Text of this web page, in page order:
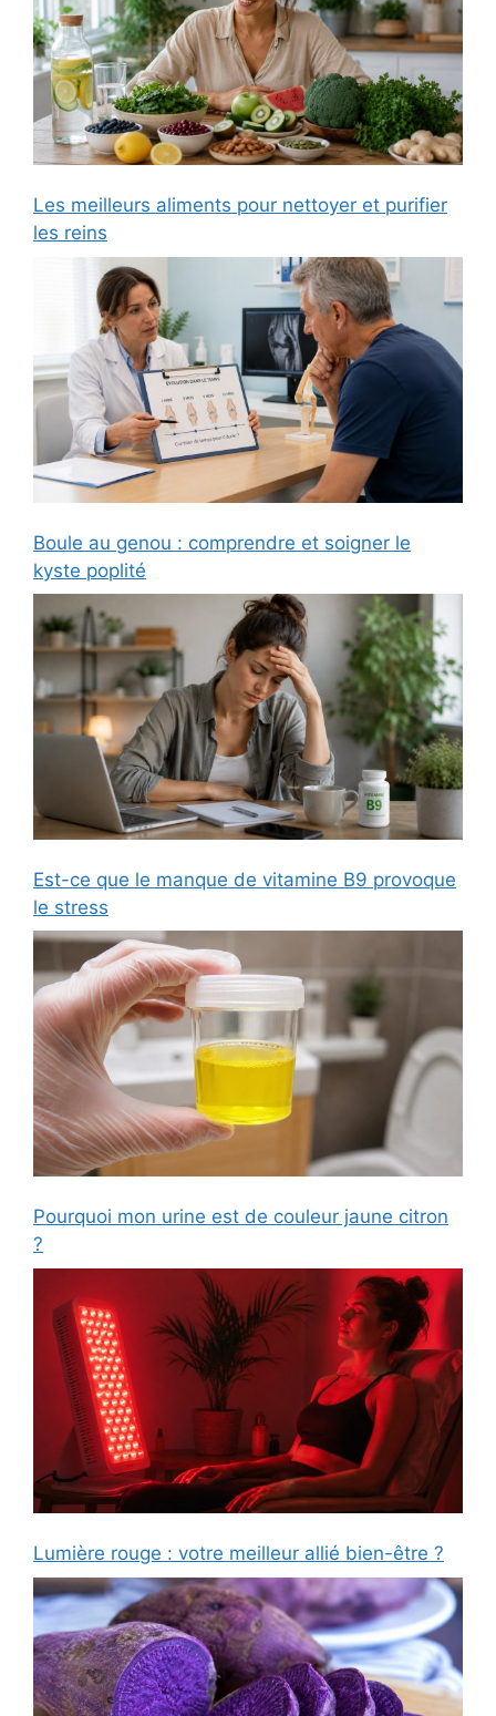
Les meilleurs aliments pour nettoyer et purifier
les reins
Boule au genou : comprendre et soigner le
kyste poplité
Est-ce que le manque de vitamine B9 provoque
le stress
Pourquoi mon urine est de couleur jaune citron
?
Lumière rouge : votre meilleur allié bien-être ?